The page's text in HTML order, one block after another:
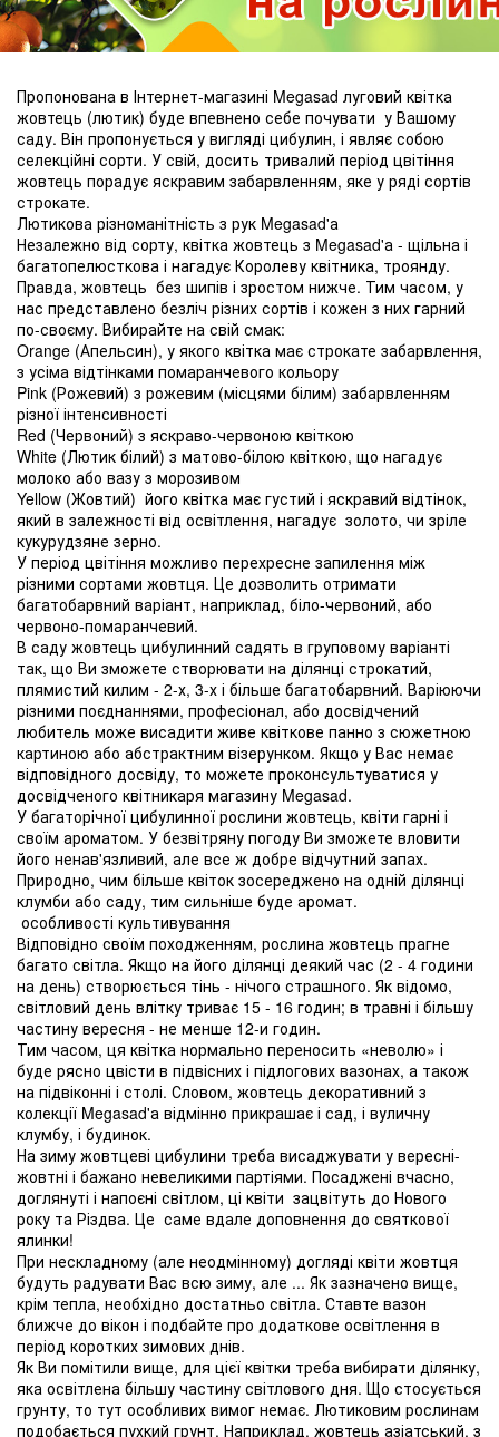
Пропонована в Інтернет-магазині Megasad луговий квітка
жовтець (лютик) буде впевнено себе почувати у Вашому
саду. Він пропонується у вигляді цибулин, і являє собою
селекційні сорти. У свій, досить тривалий період цвітіння
жовтець порадує яскравим забарвленням, яке у ряді сортів
строкате.
Лютикова різноманітність з рук Megasad'а
Незалежно від сорту, квітка жовтець з Megasad'а - щільна і
багатопелюсткова і нагадує Королеву квітника, троянду.
Правда, жовтець без шипів і зростом нижче. Тим часом, у
нас представлено безліч різних сортів і кожен з них гарний
по-своєму. Вибирайте на свій смак:
Orange (Апельсин), у якого квітка має строкате забарвлення,
з усіма відтінками помаранчевого кольору
Pink (Рожевий) з рожевим (місцями білим) забарвленням
різної інтенсивності
Red (Червоний) з яскраво-червоною квіткою
White (Лютик білий) з матово-білою квіткою, що нагадує
молоко або вазу з морозивом
Yellow (Жовтий) його квітка має густий і яскравий відтінок,
який в залежності від освітлення, нагадує золото, чи зріле
кукурудзяне зерно.
У період цвітіння можливо перехресне запилення між
різними сортами жовтця. Це дозволить отримати
багатобарвний варіант, наприклад, біло-червоний, або
червоно-помаранчевий.
В саду жовтець цибулинний садять в груповому варіанті
так, що Ви зможете створювати на ділянці строкатий,
плямистий килим - 2-х, 3-х і більше багатобарвний. Варіюючи
різними поєднаннями, професіонал, або досвідчений
любитель може висадити живе квіткове панно з сюжетною
картиною або абстрактним візерунком. Якщо у Вас немає
відповідного досвіду, то можете проконсультуватися у
досвідченого квітникаря магазину Megasad.
У багаторічної цибулинної рослини жовтець, квіти гарні і
своїм ароматом. У безвітряну погоду Ви зможете вловити
його ненав'язливий, але все ж добре відчутний запах.
Природно, чим більше квіток зосереджено на одній ділянці
клумби або саду, тим сильніше буде аромат.
особливості культивування
Відповідно своїм походженням, рослина жовтець прагне
багато світла. Якщо на його ділянці деякий час (2 - 4 години
на день) створюється тінь - нічого страшного. Як відомо,
світловий день влітку триває 15 - 16 годин; в травні і більшу
частину вересня - не менше 12-и годин.
Тим часом, ця квітка нормально переносить «неволю» і
буде рясно цвісти в підвісних і підлогових вазонах, а також
на підвіконні і столі. Словом, жовтець декоративний з
колекції Megasad'а відмінно прикрашає і сад, і вуличну
клумбу, і будинок.
На зиму жовтцеві цибулини треба висаджувати у вересні-
жовтні і бажано невеликими партіями. Посаджені вчасно,
доглянуті і напоєні світлом, ці квіти зацвітуть до Нового
року та Різдва. Це саме вдале доповнення до святкової
ялинки!
При нескладному (але неодмінному) догляді квіти жовтця
будуть радувати Вас всю зиму, але ... Як зазначено вище,
крім тепла, необхідно достатньо світла. Ставте вазон
ближче до вікон і подбайте про додаткове освітлення в
період коротких зимових днів.
Як Ви помітили вище, для цієї квітки треба вибирати ділянку,
яка освітлена більшу частину світлового дня. Що стосується
грунту, то тут особливих вимог немає. Лютиковим рослинам
подобається пухкий грунт. Наприклад, жовтець азіатський, з